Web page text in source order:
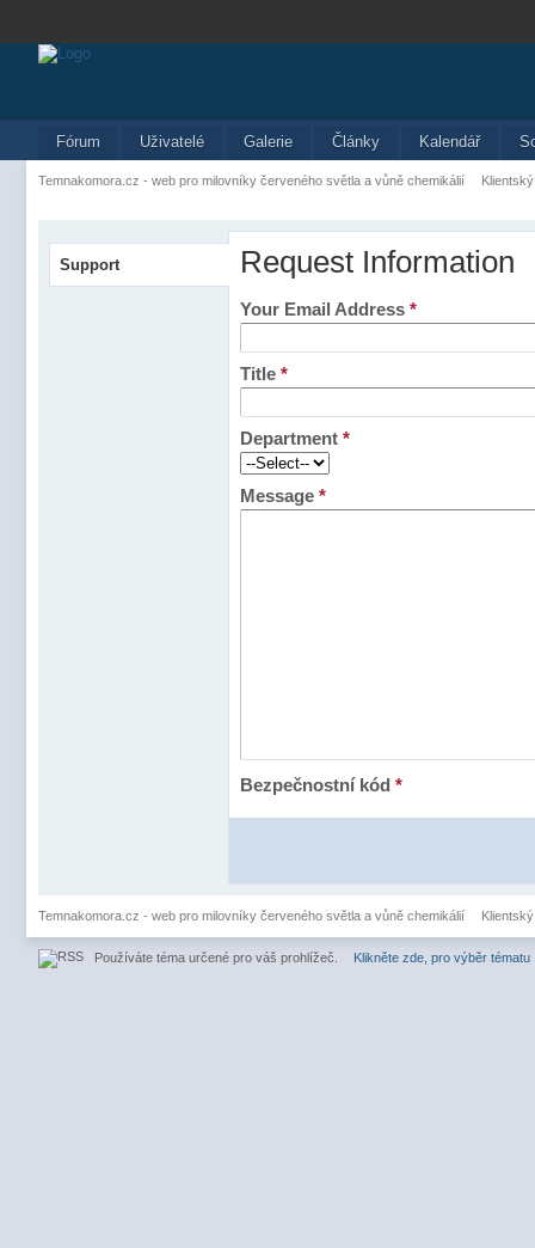
Fórum Uživatelé Galerie Články Kalendář
Temnakomora.cz - web pro milovníky červeného světla a vůně chemikálií
Support Request Information
Your Email Address *
Title *
Department *
Message *
Bezpečnostní kód *
Temnakomora.cz - web pro milovníky červeného světla a vůně chemikálií
Používáte téma určené pro váš prohlížeč. Klikněte zde, pro výběr tématu